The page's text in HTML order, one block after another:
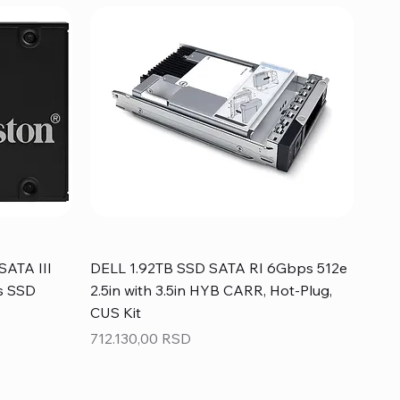
III
SSD
DELL 1.92TB SSD SATA RI 6Gbps 512e
2.5in with 3.5in HYB CARR, Hot-Plug,
CUS Kit
Price
712.130,00 RSD